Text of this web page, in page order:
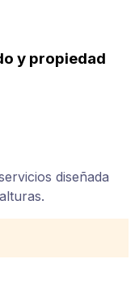
y propiedad
diseñada